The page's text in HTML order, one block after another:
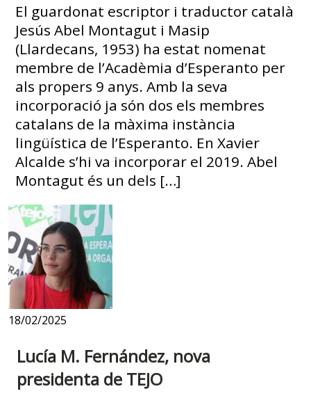
El guardonat escriptor i traductor català
Jesús Abel Montagut i Masip
(Llardecans, 1953) ha estat nomenat
membre de l’Acadèmia d’Esperanto per
als propers 9 anys. Amb la seva
incorporació ja són dos els membres
catalans de la màxima instància
lingüística de l’Esperanto. En Xavier
Alcalde s’hi va incorporar el 2019. Abel
Montagut és un dels […]
18/02/2025
Lucía M. Fernández, nova
presidenta de TEJO